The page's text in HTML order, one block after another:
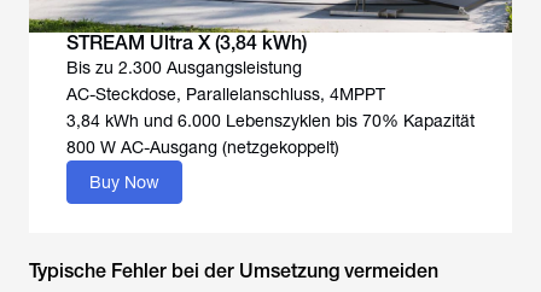
STREAM Ultra X (3,84 kWh)
Bis zu 2.300 Ausgangsleistung
AC-Steckdose, Parallelanschluss, 4MPPT
3,84 kWh und 6.000 Lebenszyklen bis 70% Kapazität
800 W AC-Ausgang (netzgekoppelt)
Buy Now
Typische Fehler bei der Umsetzung vermeiden